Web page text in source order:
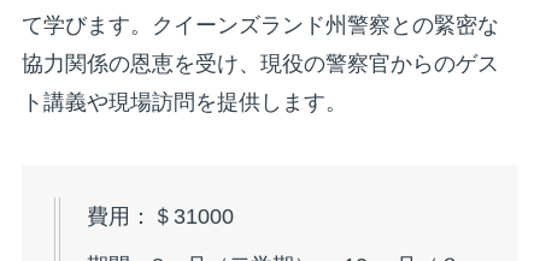
て学びます。クイーンズランド州警察との緊密な
協力関係の恩恵を受け、現役の警察官からのゲス
ト講義や現場訪問を提供します。
費用：＄31000